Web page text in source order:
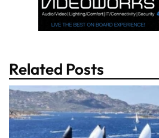
Related Posts